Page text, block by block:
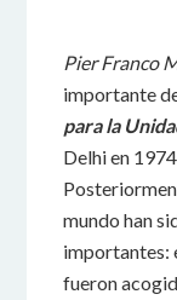
Pier Franco
importante
para la
Delhi en
mundo han
importantes:
fueron